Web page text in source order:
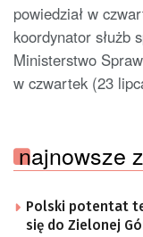
powiedział w
koordynator służb
Ministerstwo
w czwartek (23
najnowsze
Polski potentat
się do Zielonej